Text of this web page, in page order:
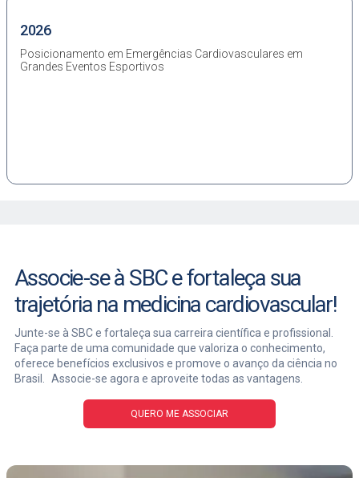
2026
Posicionamento em Emergências Cardiovasculares em
Grandes Eventos Esportivos
Associe-se à SBC e fortaleça sua
trajetória na medicina cardiovascular!
Junte-se à SBC e fortaleça sua carreira científica e profissional.
Faça parte de uma comunidade que valoriza o conhecimento,
oferece benefícios exclusivos e promove o avanço da ciência no
Brasil. Associe-se agora e aproveite todas as vantagens.
QUERO ME ASSOCIAR